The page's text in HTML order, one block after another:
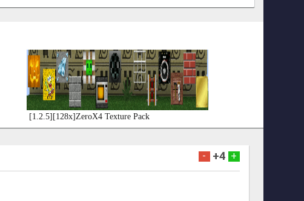
[1.2.5][128x]ZeroX4 Texture Pack
- +4 +